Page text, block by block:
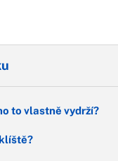
to vlastně vydrží?